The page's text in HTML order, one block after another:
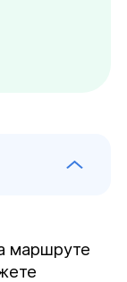
маршруте